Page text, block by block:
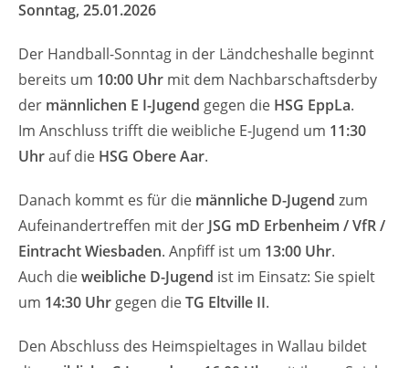
Sonntag, 25.01.2026
Der Handball-Sonntag in der Ländcheshalle beginnt
bereits um 10:00 Uhr mit dem Nachbarschaftsderby
der männlichen E I-Jugend gegen die HSG EppLa.
Im Anschluss trifft die weibliche E-Jugend um 11:30
Uhrauf die HSG Obere Aar.
Danach kommt es für die männliche D-Jugend zum
Aufeinandertreffen mit der JSG mD Erbenheim / VfR /
Eintracht Wiesbaden. Anpfiff ist um 13:00 Uhr.
Auch dieweibliche D-Jugend ist im Einsatz: Sie spielt
um 14:30 Uhr gegen dieTG Eltville II.
Den Abschluss des Heimspieltages in Wallau bildet